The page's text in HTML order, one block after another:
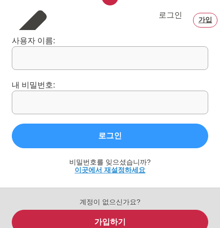
로그인
가입
사용자 이름:
내 비밀번호:
로그인
비밀번호를 잊으셨습니까?
이곳에서 재설정하세요
계정이 없으신가요?
가입하기